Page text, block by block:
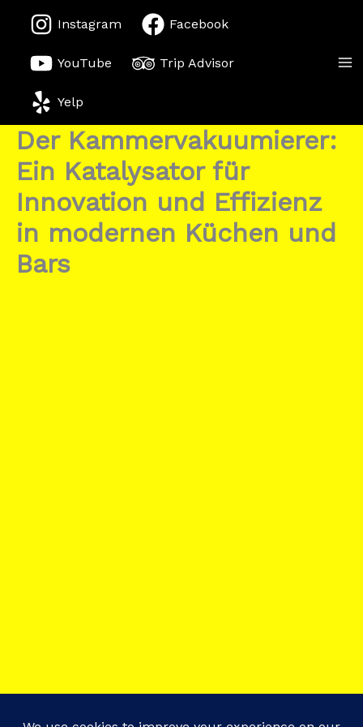
Inhalt
springen
Instagram Facebook
YouTube Trip Advisor
Yelp
Der Kammervakuumierer:
Ein Katalysator für
Innovation und Effizienz
in modernen Küchen und
Bars